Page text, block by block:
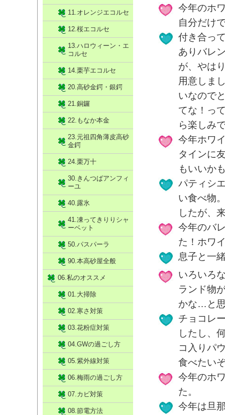
今年のホ
自分だけ
付き合っ
ありバレ
が、やは
用意しま
いなので
てな！っ
ら楽しみ
今年ホワ
タインに
もいいか
パティシ
い食べ物
したが、
今年のバ
た！ホワ
息子と一
いろいろ
ランド物
かな…と
チョコレ
したし、
コ入りパ
食べたい
今年のホ
た。
今年は旦
11.オレンジエコルセ
12.桜エコルセ
13.ハロウィーン・エ
コルセ
14.栗芋エコルセ
20.高砂金鍔・銀鍔
21.銅鑼
22.もなか本金
23.元祖四角薄皮高砂
金鍔
24.栗万十
30.きんつばアンフィ
ーユ
40.露氷
41.凍ってきりりシャ
ーベット
50.パスパーラ
90.本高砂屋全般
06.私のオススメ
01.大掃除
02.寒さ対策
03.花粉症対策
04.GWの過ごし方
05.紫外線対策
06.梅雨の過ごし方
07.カビ対策
08.節電方法